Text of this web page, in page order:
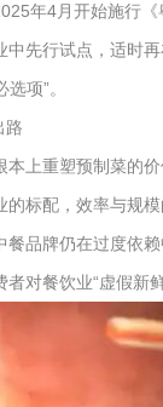
年4月开始施行
中先行试点，适时
项”。
路
本上重塑预制菜的
标配，效率与规
品牌仍在过度依
对餐饮业“虚假新